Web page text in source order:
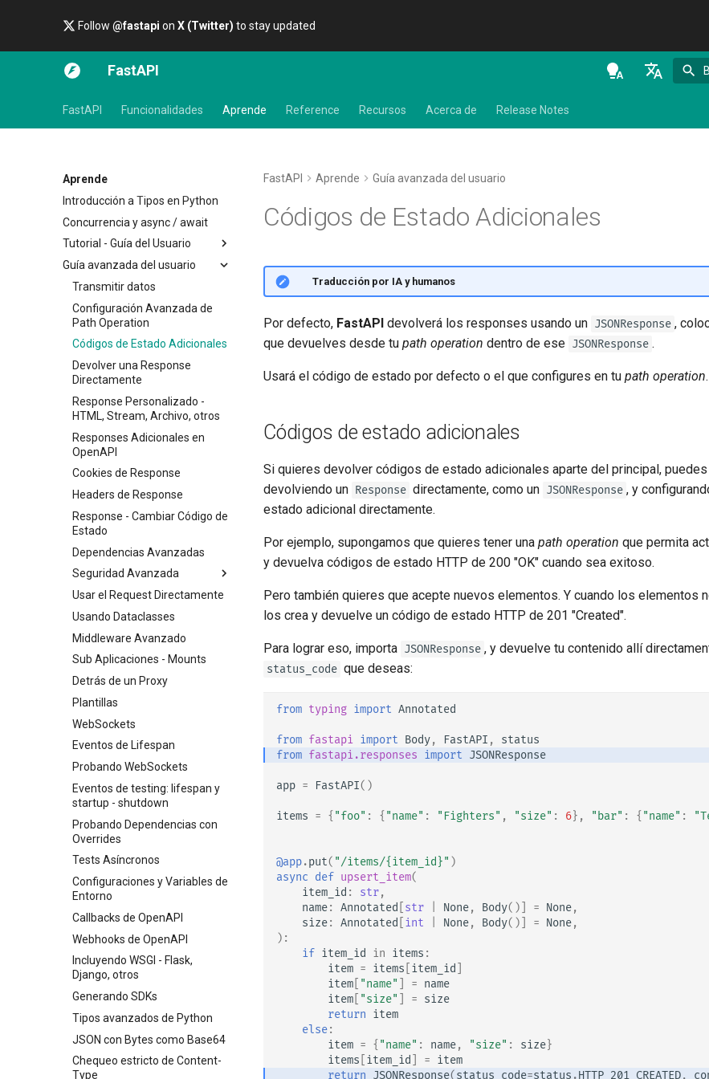
Follow @fastapi on X (Twitter) to stay updated
FastAPI
hi - हिन्दी
ru - русский язык
tr - Türkçe
FastAPI Funcionalidades Aprende Reference Recursos Acerca de Release Notes
Aprende
Introducción a Tipos en Python
Concurrencia y async / await
Tutorial - Guía del Usuario
Primeros Pasos
Parámetros de Path
Parámetros de Query
Request Body
Parámetros de Query y
Validaciones de String
Parámetros de Path y
Validaciones Numéricas
Modelos de Parámetros Query
Cuerpo - Múltiples Parámetros
Body - Campos
Cuerpo - Modelos Anidados
Declara Datos de Ejemplo de
Request
Tipos de Datos Extra
Parámetros de Cookie
Parámetros de Header
Modelos de Cookies
Modelos de Parámetros de
Header
Modelo de Response - Tipo de
Retorno
Modelos Extra
Código de Estado del Response
Form Data
Modelos de Formulario
Archivos de Request
Formularios y archivos del
request
Manejo de Errores
Configuración de Path
Operation
Codificador compatible con
JSON
Body - Actualizaciones
Dependencias
Clases como dependencias
Sub-dependencias
Dependencias en
decoradores de path
Dependencias Globales
Seguridad
Seguridad - Primeros pasos
Obtener Usuario Actual
Simple OAuth2 con
Password y Bearer
Middleware
CORS (Cross-Origin Resource
Sharing)
Bases de Datos SQL
(Relacionales)
Guía avanzada del usuario
Transmitir datos
Configuración Avanzada de
Path Operation
Códigos de Estado Adicionales
Devolver una Response
Directamente
Response Personalizado -
HTML, Stream, Archivo, otros
Responses Adicionales en
OpenAPI
Cookies de Response
Headers de Response
Response - Cambiar Código de
Estado
Dependencias Avanzadas
Seguridad Avanzada
Scopes de OAuth2
HTTP Basic Auth
Usar el Request Directamente
Usando Dataclasses
Middleware Avanzado
Sub Aplicaciones - Mounts
Detrás de un Proxy
Plantillas
WebSockets
Eventos de Lifespan
Probando WebSockets
Eventos de testing: lifespan y
startup - shutdown
Probando Dependencias con
Overrides
Tests Asíncronos
Configuraciones y Variables de
Entorno
Callbacks de OpenAPI
Webhooks de OpenAPI
Incluyendo WSGI - Flask,
Django, otros
Generando SDKs
Tipos avanzados de Python
JSON con Bytes como Base64
Chequeo estricto de Content-
Type
FastAPI Aprende Guía avanzada del usuario
Códigos de Estado Adicionales
🌐 Traducción por IA y humanos
Por defecto, FastAPI devolverá los responses usando un JSONResponse ,
que devuelves desde tu path operation dentro de ese JSONResponse .
Usará el código de estado por defecto o el que configures en tu path operation.
Códigos de estado adicionales
Si quieres devolver códigos de estado adicionales aparte del principal,
devolviendo un Response directamente, como un JSONResponse , y
estado adicional directamente.
Por ejemplo, supongamos que quieres tener una path operation que permita
y devuelva códigos de estado HTTP de 200 "OK" cuando sea exitoso.
Pero también quieres que acepte nuevos elementos. Y cuando los elementos
los crea y devuelve un código de estado HTTP de 201 "Created".
Para lograr eso, importa JSONResponse , y devuelve tu contenido allí
status_code que deseas:
from typing import Annotated
from fastapi import Body, FastAPI ,
status
from fastapi.responses import JSONResponse
app = FastAPI()
items = { "foo" : { "name" : "Fighters" , "size" : 6}, "bar" : { "name" :
@app.put( "/items/{item_id}" )
async def upsert_item(
item_id : str,
name: Annotated str None, Body()] = None,
size: Annotated int None, Body()] = None,
):
if item_id in items :
item = items item_id
item "name" = name
item "size" = size
return item
else:
item = { "name" : name, "size" : size}
items item_id = item
return JSONResponse(status_code=status .HTTP_201_CREATED,